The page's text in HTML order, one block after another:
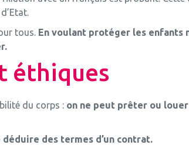
tous. En voulant protéger les enfants
éthiques
du corps : on ne peut prêter ou
des termes d’un contrat.